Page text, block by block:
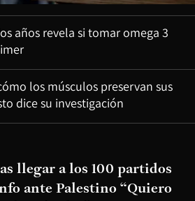
años revela si tomar omega 3
los músculos preservan sus
dice su investigación
llegar a los 100 partidos
ante Palestino “Quiero